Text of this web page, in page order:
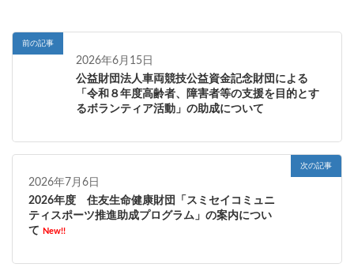
前の記事
公益財団法人車両競技公益資金記念財団による
「令和８年度高齢者、障害者等の支援を目的とす
るボランティア活動」の助成について
2026年6月15日
次の記事
2026年度 住友生命健康財団「スミセイコミュニ
ティスポーツ推進助成プログラム」の案内につい
て
New!!
2026年7月6日